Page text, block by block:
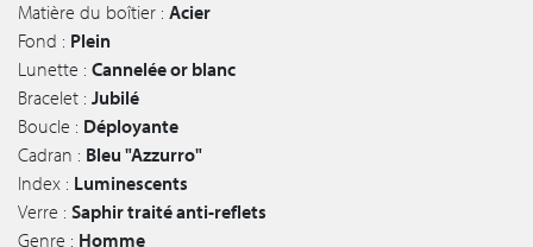
Matière du boîtier : Acier
Fond : Plein
Lunette : Cannelée or blanc
Bracelet : Jubilé
Boucle : Déployante
Cadran : Bleu "Azzurro"
Index : Luminescents
Verre : Saphir traité anti-reflets
Genre : Homme